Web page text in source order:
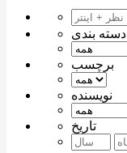
دسته بندی
برچسب
نویسنده
تاریخ